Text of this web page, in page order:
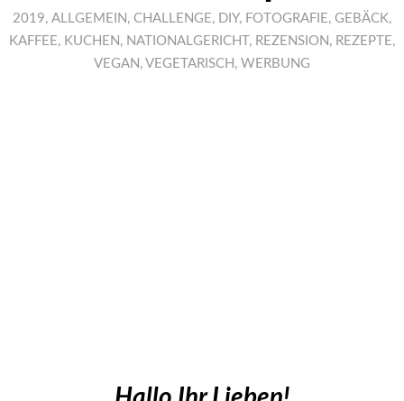
2019, ALLGEMEIN , CHALLENGE, DIY, FOTOGRAFIE, GEBÄCK,
KAFFEE, KUCHEN , NATIONALGERICHT, REZENSION , REZEPTE,
VEGAN , VEGETARISCH , WERBUNG